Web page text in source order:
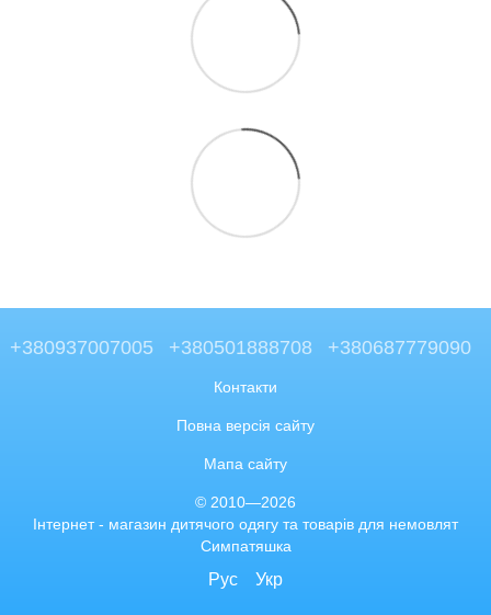
+380937007005 +380501888708 +380687779090
Контакти
Повна версія сайту
Мапа сайту
© 2010—2026
Інтернет - магазин дитячого одягу та товарів для немовлят
Симпатяшка
Рус Укр